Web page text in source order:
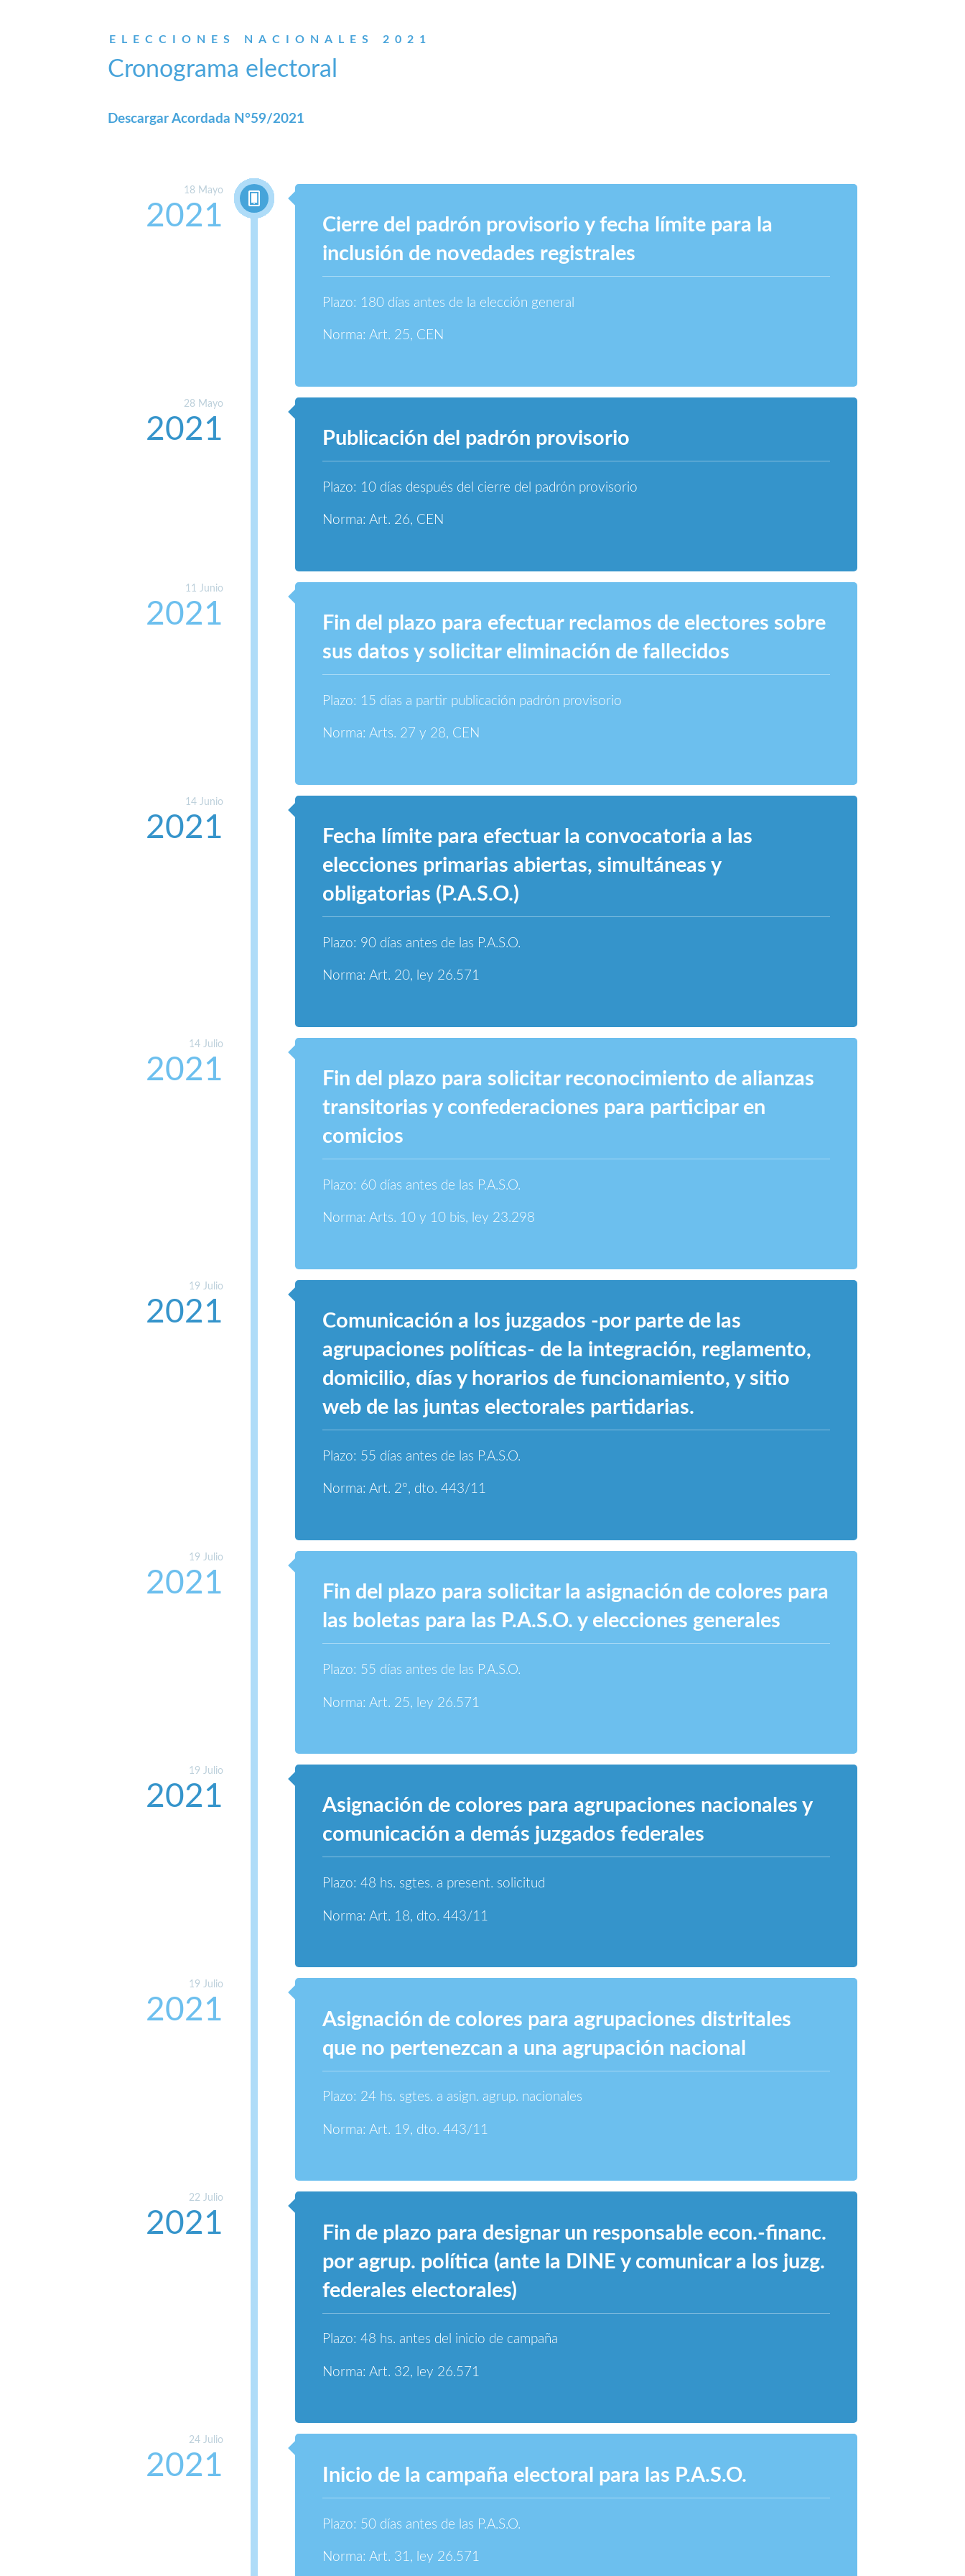
ELECCIONES NACIONALES 2021
Cronograma electoral
Descargar Acordada N°59/2021
18 Mayo
2021
Cierre del padrón provisorio y fecha límite para la
inclusión de novedades registrales
Plazo: 180 días antes de la elección general
Norma: Art. 25, CEN
28 Mayo
2021 Publicación del padrón provisorio
Plazo: 10 días después del cierre del padrón provisorio
Norma: Art. 26, CEN
11 Junio
2021
Fin del plazo para efectuar reclamos de electores sobre
sus datos y solicitar eliminación de fallecidos
Plazo: 15 días a partir publicación padrón provisorio
Norma: Arts. 27 y 28, CEN
14 Junio
2021
Fecha límite para efectuar la convocatoria a las
elecciones primarias abiertas, simultáneas y
obligatorias (P.A.S.O.)
Plazo: 90 días antes de las P.A.S.O.
Norma: Art. 20, ley 26.571
14 Julio
2021
Fin del plazo para solicitar reconocimiento de alianzas
transitorias y confederaciones para participar en
comicios
Plazo: 60 días antes de las P.A.S.O.
Norma: Arts. 10 y 10 bis, ley 23.298
19 Julio
2021
Comunicación a los juzgados -por parte de las
agrupaciones políticas- de la integración, reglamento,
domicilio, días y horarios de funcionamiento, y sitio
web de las juntas electorales partidarias.
Plazo: 55 días antes de las P.A.S.O.
Norma: Art. 2º, dto. 443/11
19 Julio
2021
Fin del plazo para solicitar la asignación de colores para
las boletas para las P.A.S.O. y elecciones generales
Plazo: 55 días antes de las P.A.S.O.
Norma: Art. 25, ley 26.571
19 Julio
2021
Asignación de colores para agrupaciones nacionales y
comunicación a demás juzgados federales
Plazo: 48 hs. sgtes. a present. solicitud
Norma: Art. 18, dto. 443/11
19 Julio
2021
Asignación de colores para agrupaciones distritales
que no pertenezcan a una agrupación nacional
Plazo: 24 hs. sgtes. a asign. agrup. nacionales
Norma: Art. 19, dto. 443/11
22 Julio
2021
Fin de plazo para designar un responsable econ.-financ.
por agrup. política (ante la DINE y comunicar a los juzg.
federales electorales)
Plazo: 48 hs. antes del inicio de campaña
Norma: Art. 32, ley 26.571
24 Julio
2021 Inicio de la campaña electoral para las P.A.S.O.
Plazo: 50 días antes de las P.A.S.O.
Norma: Art. 31, ley 26.571